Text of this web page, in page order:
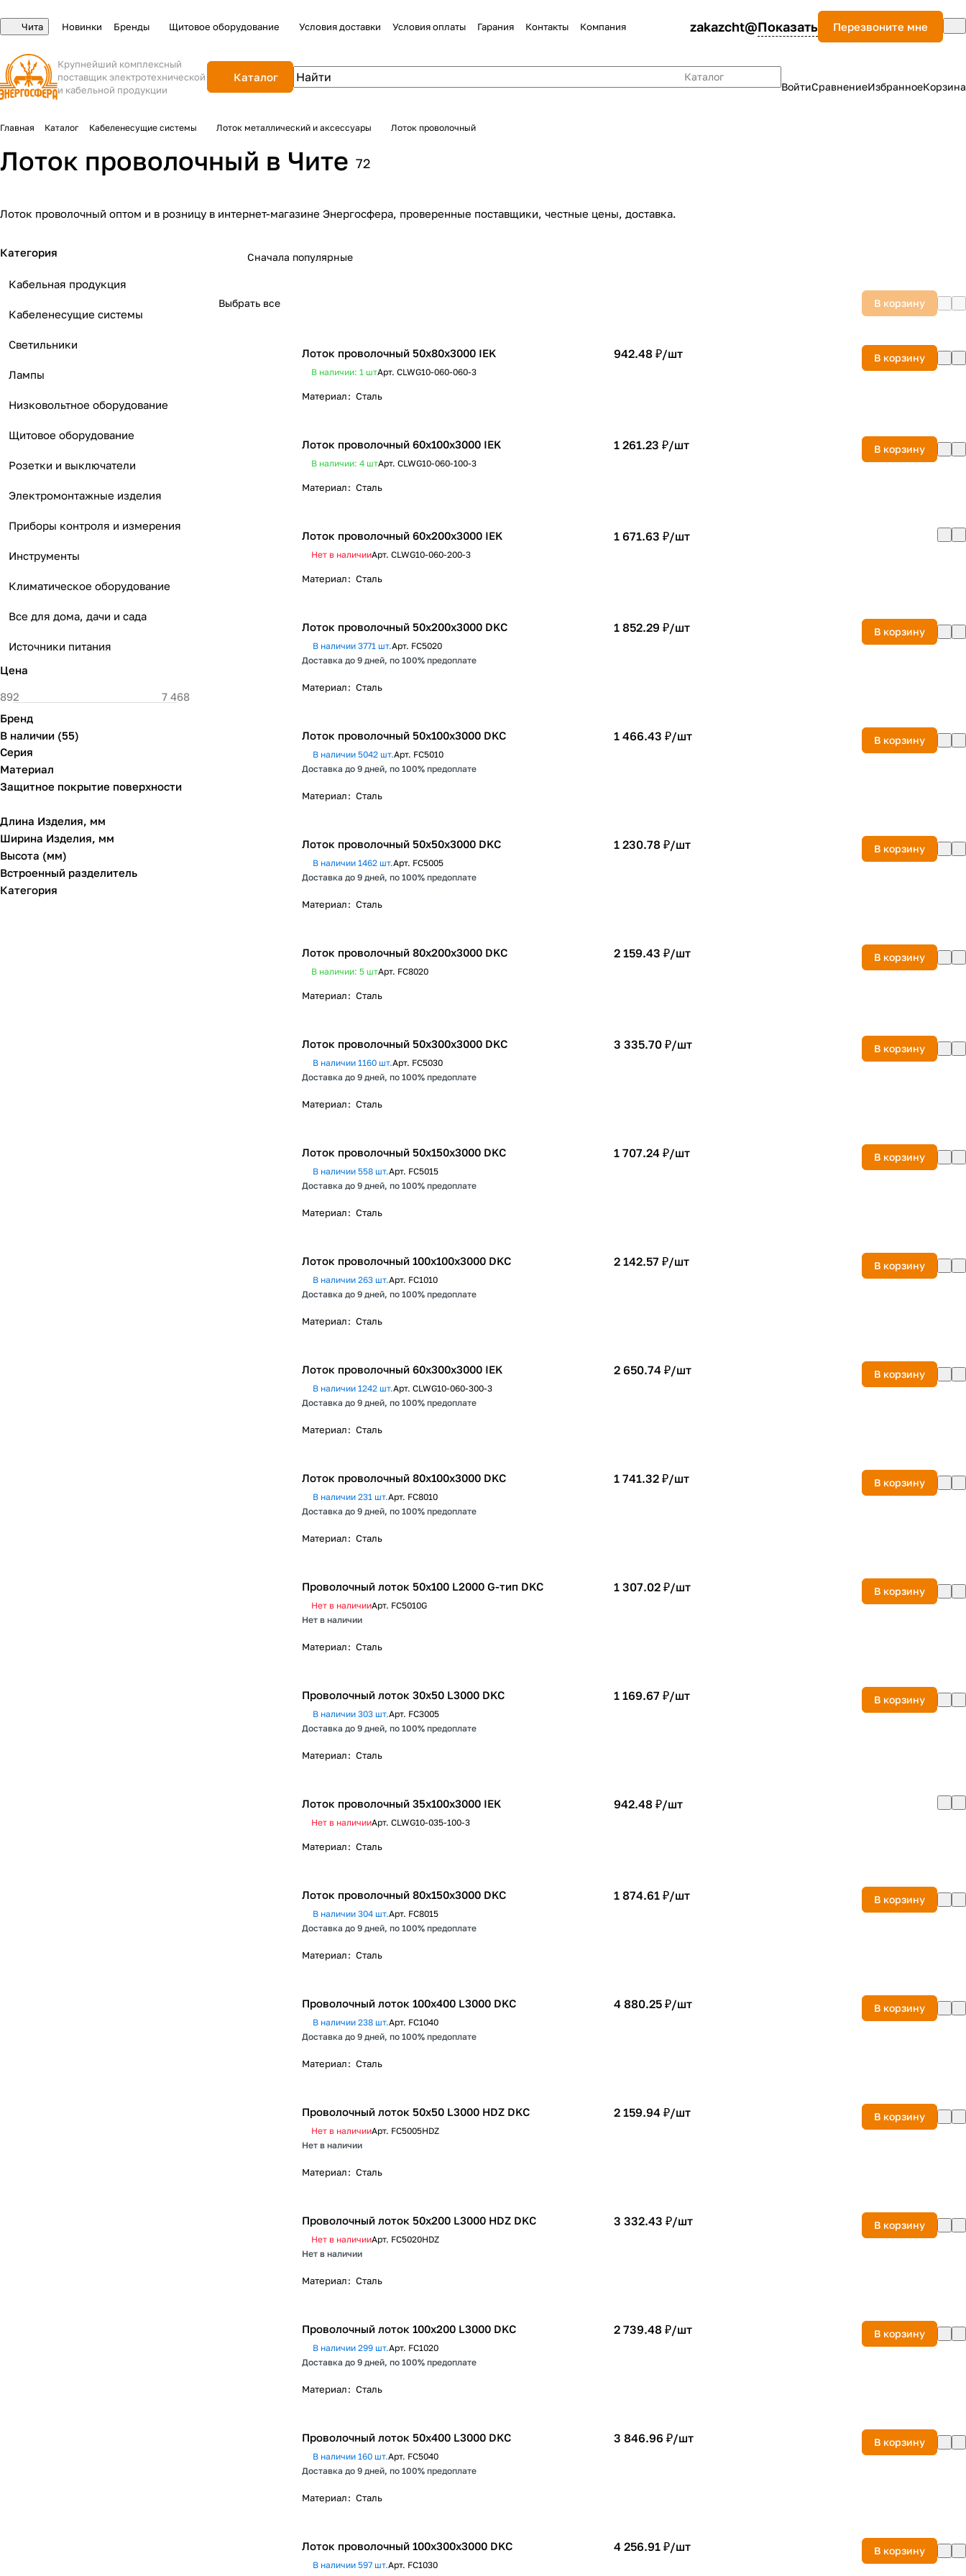
Чита Новинки Бренды Щитовое оборудование Условия доставки Условия оплаты Гарания Контакты Компания zakazcht@Показать Перезвоните мне
Крупнейший комплексный
поставщик электротехнической
и кабельной продукции
Каталог
Каталог
ВойтиСравнениеИзбранноеКорзина
Главная Каталог Кабеленесущие системы Лоток металлический и аксессуары Лоток проволочный
Лоток проволочный в Чите 72
Лоток проволочный оптом и в розницу в интернет-магазине Энергосфера, проверенные поставщики, честные цены, доставка.
Сначала популярные
Выбрать все В корзину
Лоток проволочный 50x80х3000 IEK
В наличии: 1 штАрт. CLWG10-060-060-3
942.48 ₽/шт В корзину
Материал: Сталь
Лоток проволочный 60х100х3000 IEK
В наличии: 4 штАрт. CLWG10-060-100-3
1 261.23 ₽/шт В корзину
Материал: Сталь
Лоток проволочный 60х200х3000 IEK
Нет в наличииАрт. CLWG10-060-200-3
1 671.63 ₽/шт
Материал: Сталь
Лоток проволочный 50х200x3000 DKC
В наличии 3771 шт.Арт. FC5020
Доставка до 9 дней, по 100% предоплате
1 852.29 ₽/шт В корзину
Материал: Сталь
Лоток проволочный 50х100x3000 DKC
В наличии 5042 шт.Арт. FC5010
Доставка до 9 дней, по 100% предоплате
1 466.43 ₽/шт В корзину
Материал: Сталь
Лоток проволочный 50х50x3000 DKC
В наличии 1462 шт.Арт. FC5005
Доставка до 9 дней, по 100% предоплате
1 230.78 ₽/шт В корзину
Материал: Сталь
Лоток проволочный 80х200x3000 DKC
В наличии: 5 штАрт. FC8020
2 159.43 ₽/шт В корзину
Материал: Сталь
Лоток проволочный 50х300x3000 DKC
В наличии 1160 шт.Арт. FC5030
Доставка до 9 дней, по 100% предоплате
3 335.70 ₽/шт В корзину
Материал: Сталь
Лоток проволочный 50х150x3000 DKC
В наличии 558 шт.Арт. FC5015
Доставка до 9 дней, по 100% предоплате
1 707.24 ₽/шт В корзину
Материал: Сталь
Лоток проволочный 100х100x3000 DKC
В наличии 263 шт.Арт. FC1010
Доставка до 9 дней, по 100% предоплате
2 142.57 ₽/шт В корзину
Материал: Сталь
Лоток проволочный 60х300х3000 IEK
В наличии 1242 шт.Арт. CLWG10-060-300-3
Доставка до 9 дней, по 100% предоплате
2 650.74 ₽/шт В корзину
Материал: Сталь
Лоток проволочный 80х100x3000 DKC
В наличии 231 шт.Арт. FC8010
Доставка до 9 дней, по 100% предоплате
1 741.32 ₽/шт В корзину
Материал: Сталь
Проволочный лоток 50х100 L2000 G-тип DKC
Нет в наличииАрт. FC5010G
Нет в наличии
1 307.02 ₽/шт В корзину
Материал: Сталь
Проволочный лоток 30х50 L3000 DKC
В наличии 303 шт.Арт. FC3005
Доставка до 9 дней, по 100% предоплате
1 169.67 ₽/шт В корзину
Материал: Сталь
Лоток проволочный 35х100х3000 IEK
Нет в наличииАрт. CLWG10-035-100-3
942.48 ₽/шт
Материал: Сталь
Лоток проволочный 80х150x3000 DKC
В наличии 304 шт.Арт. FC8015
Доставка до 9 дней, по 100% предоплате
1 874.61 ₽/шт В корзину
Материал: Сталь
Проволочный лоток 100х400 L3000 DKC
В наличии 238 шт.Арт. FC1040
Доставка до 9 дней, по 100% предоплате
4 880.25 ₽/шт В корзину
Материал: Сталь
Проволочный лоток 50х50 L3000 HDZ DKC
Нет в наличииАрт. FC5005HDZ
Нет в наличии
2 159.94 ₽/шт В корзину
Материал: Сталь
Проволочный лоток 50х200 L3000 HDZ DKC
Нет в наличииАрт. FC5020HDZ
Нет в наличии
3 332.43 ₽/шт В корзину
Материал: Сталь
Проволочный лоток 100х200 L3000 DKC
В наличии 299 шт.Арт. FC1020
Доставка до 9 дней, по 100% предоплате
2 739.48 ₽/шт В корзину
Материал: Сталь
Проволочный лоток 50х400 L3000 DKC
В наличии 160 шт.Арт. FC5040
Доставка до 9 дней, по 100% предоплате
3 846.96 ₽/шт В корзину
Материал: Сталь
Лоток проволочный 100х300x3000 DKC
В наличии 597 шт.Арт. FC1030
4 256.91 ₽/шт В корзину
Категория
Кабельная продукция
Кабеленесущие системы
Светильники
Лампы
Низковольтное оборудование
Щитовое оборудование
Розетки и выключатели
Электромонтажные изделия
Приборы контроля и измерения
Инструменты
Климатическое оборудование
Все для дома, дачи и сада
Источники питания
Цена
Бренд
В наличии (55)
Серия
Материал
Защитное покрытие поверхности
Длина Изделия, мм
Ширина Изделия, мм
Высота (мм)
Встроенный разделитель
Категория